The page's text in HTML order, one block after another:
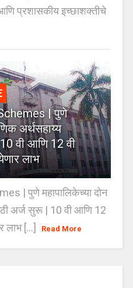
प्रशासकीय इच्छाशक्तीचे
| पुणे
अर्थसहाय्य
वी आणि 12 वी
येणार लाभ
| पुणे महापालिकेच्या दोन
अर्ज सुरू | 10 वी आणि 12
लाभ [...]
Read More